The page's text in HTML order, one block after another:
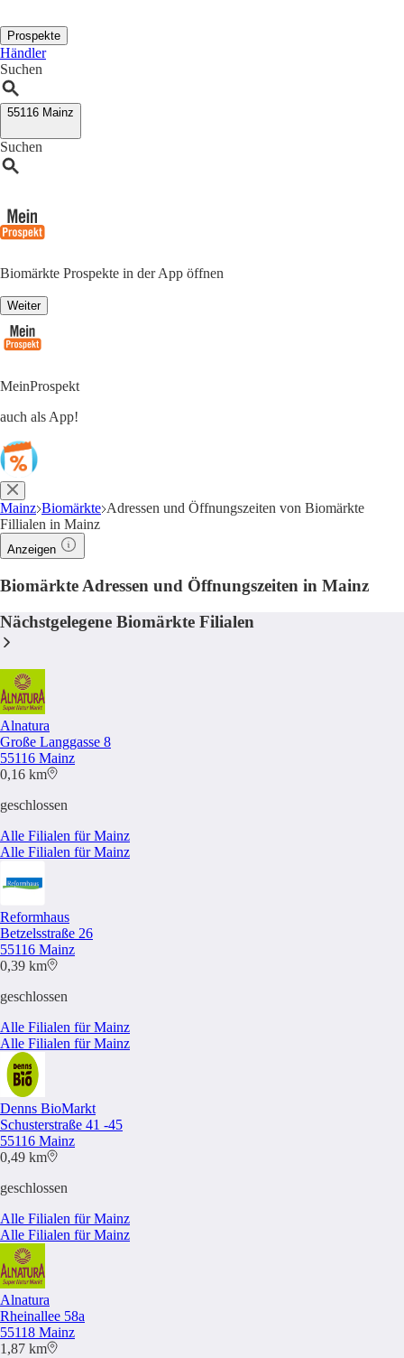
Prospekte
Händler
Suchen
55116 Mainz
Suchen
Biomärkte Prospekte in der App öffnen
Weiter
MeinProspekt
auch als App!
Mainz Biomärkte Adressen und Öffnungszeiten von Biomärkte
Fillialen in Mainz
Anzeigen
Biomärkte Adressen und Öffnungszeiten in Mainz
Nächstgelegene Biomärkte Filialen
Alnatura
Große Langgasse 8
55116 Mainz
0,16 km
geschlossen
Alle Filialen für Mainz
Alle Filialen für Mainz
Reformhaus
Betzelsstraße 26
55116 Mainz
0,39 km
geschlossen
Alle Filialen für Mainz
Alle Filialen für Mainz
Denns BioMarkt
Schusterstraße 41 -45
55116 Mainz
0,49 km
geschlossen
Alle Filialen für Mainz
Alle Filialen für Mainz
Alnatura
Rheinallee 58a
55118 Mainz
1,87 km